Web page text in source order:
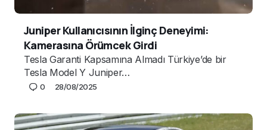
Juniper Kullanıcısının İlginç Deneyimi:
Kamerasına Örümcek Girdi
Tesla Garanti Kapsamına Almadı Türkiye’de bir
Tesla Model Y Juniper…
0 28/08/2025